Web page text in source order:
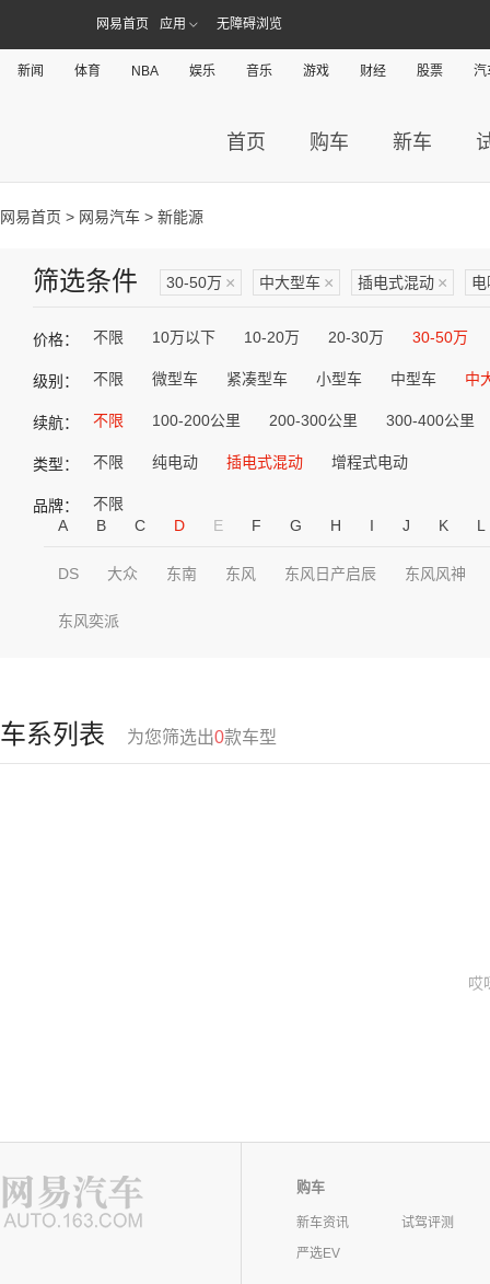
网易首页 应用 无障碍浏览
新闻 体育 NBA 娱乐 音乐 游戏 财经 股票 汽
首页 购车 新车
网易首页 > 网易汽车 > 新能源
筛选条件 30-50万 × 中大型车 × 插电式混动 ×
价格： 不限 10万以下 10-20万 20-30万 30-50万
级别： 不限 微型车 紧凑型车 小型车 中型车 中
续航： 不限 100-200公里 200-300公里 300-400公里
类型： 不限 纯电动 插电式混动 增程式电动
品牌：
不限
A
B C D E F G H I J K L
DS 大众 东南 东风 东风日产启辰 东风风神
东风奕派
车系列表 为您筛选出0款车型
哎
购车
新车资讯
试驾评测
严选EV